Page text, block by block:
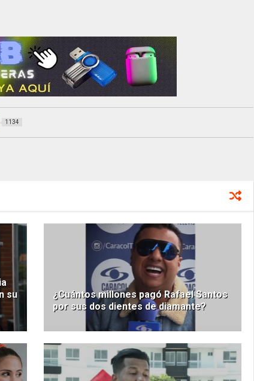
1134
su
¿Cuántos millones pagó Rafael Santos
por sus dos dientes de diamante?